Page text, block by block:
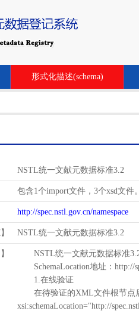
形式化描述(schema)
NSTL统一文献元数据标准3.2
包含1个import文件，3个xsd文件。
http://spec.nstl.gov.cn/namespace
NSTL统一文献元数据标准3.2
NSTL统一文献元数据标准3.2
SchemaLocation地址：http://
1.在线验证
在待验证的XML文件根节点后
xsi:schemaLocation="http://